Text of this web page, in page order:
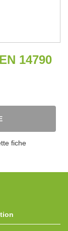
14790
fiche